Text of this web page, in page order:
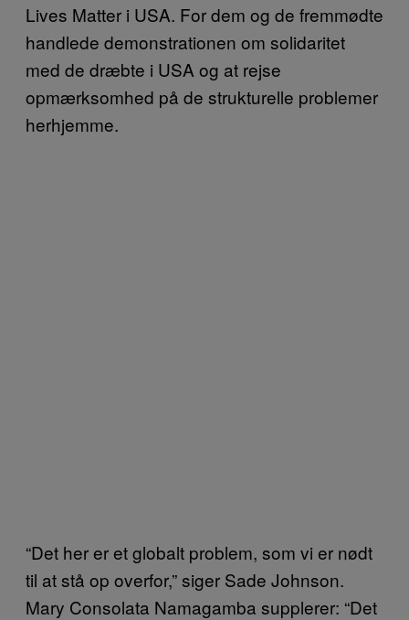
Lives Matter i USA. For dem og de fremmødte
handlede demonstrationen om solidaritet
med de dræbte i USA og at rejse
opmærksomhed på de strukturelle problemer
herhjemme.
“Det her er et globalt problem, som vi er nødt
til at stå op overfor,” siger Sade Johnson.
Mary Consolata Namagamba supplerer: “Det